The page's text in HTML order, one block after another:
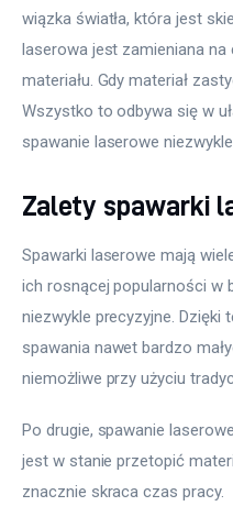
wiązka światła, która jest
laserowa jest zamieniana na
materiału. Gdy materiał
Wszystko to odbywa się w
spawanie laserowe
Zalety spawarki
Spawarki laserowe mają
ich rosnącej popularności w
niezwykle precyzyjne. Dzięki
spawania nawet bardzo
niemożliwe przy użyciu
Po drugie, spawanie
jest w stanie przetopić
znacznie skraca czas pracy.